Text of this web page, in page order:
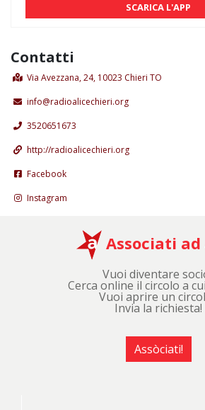
SCARICA L'APP
Contatti
Via Avezzana, 24, 10023 Chieri TO
info@radioalicechieri.org
3520651673
http://radioalicechieri.org
Facebook
Instagram
Associati ad
Vuoi diventare
Cerca online il circolo a
Vuoi aprire un
Invia la richiesta!
Assòciati!